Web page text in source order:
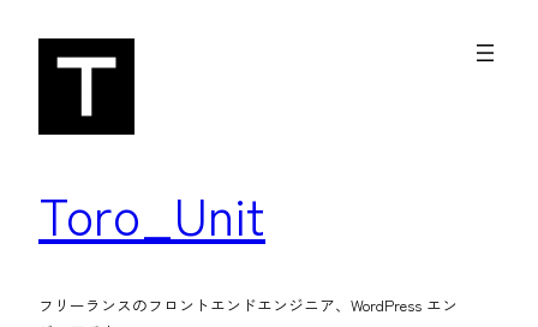
Toro_Unit
フリーランスのフロントエンドエンジニア、WordPress エン